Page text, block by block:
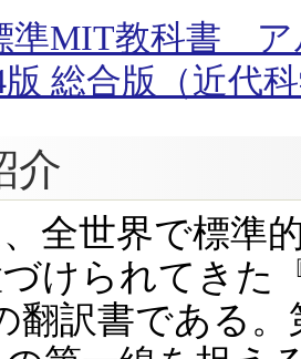
準MIT教科書 ア
版 総合版（近代
介
全世界で標準
けられてきた
翻訳書である